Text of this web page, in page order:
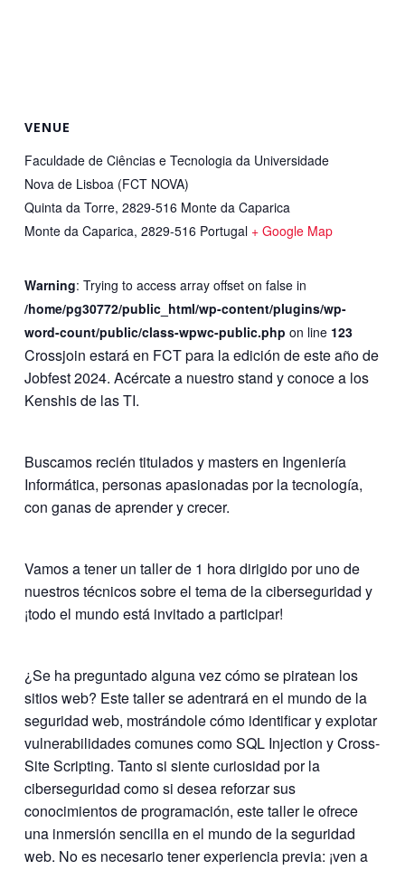
VENUE
Faculdade de Ciências e Tecnologia da Universidade
Nova de Lisboa (FCT NOVA)
Quinta da Torre, 2829-516 Monte da Caparica
Monte da Caparica, 2829-516 Portugal + Google Map
Warning: Trying to access array offset on false in
/home/pg30772/public_html/wp-content/plugins/wp-
word-count/public/class-wpwc-public.php on line 123
Crossjoin estará en FCT para la edición de este año de
Jobfest 2024. Acércate a nuestro stand y conoce a los
Kenshis de las TI.
Buscamos recién titulados y masters en Ingeniería
Informática, personas apasionadas por la tecnología,
con ganas de aprender y crecer.
Vamos a tener un taller de 1 hora dirigido por uno de
nuestros técnicos sobre el tema de la ciberseguridad y
¡todo el mundo está invitado a participar!
¿Se ha preguntado alguna vez cómo se piratean los
sitios web? Este taller se adentrará en el mundo de la
seguridad web, mostrándole cómo identificar y explotar
vulnerabilidades comunes como SQL Injection y Cross-
Site Scripting. Tanto si siente curiosidad por la
ciberseguridad como si desea reforzar sus
conocimientos de programación, este taller le ofrece
una inmersión sencilla en el mundo de la seguridad
web. No es necesario tener experiencia previa: ¡ven a